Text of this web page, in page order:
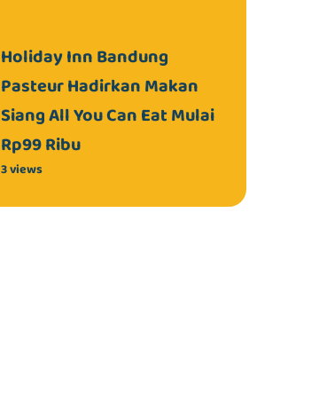
Holiday Inn Bandung
Pasteur Hadirkan Makan
Siang All You Can Eat Mulai
Rp99 Ribu
3 views